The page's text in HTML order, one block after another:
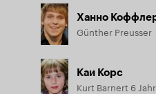
Ханно
Günther Preusser
Каи Корс
Kurt Barnert 6